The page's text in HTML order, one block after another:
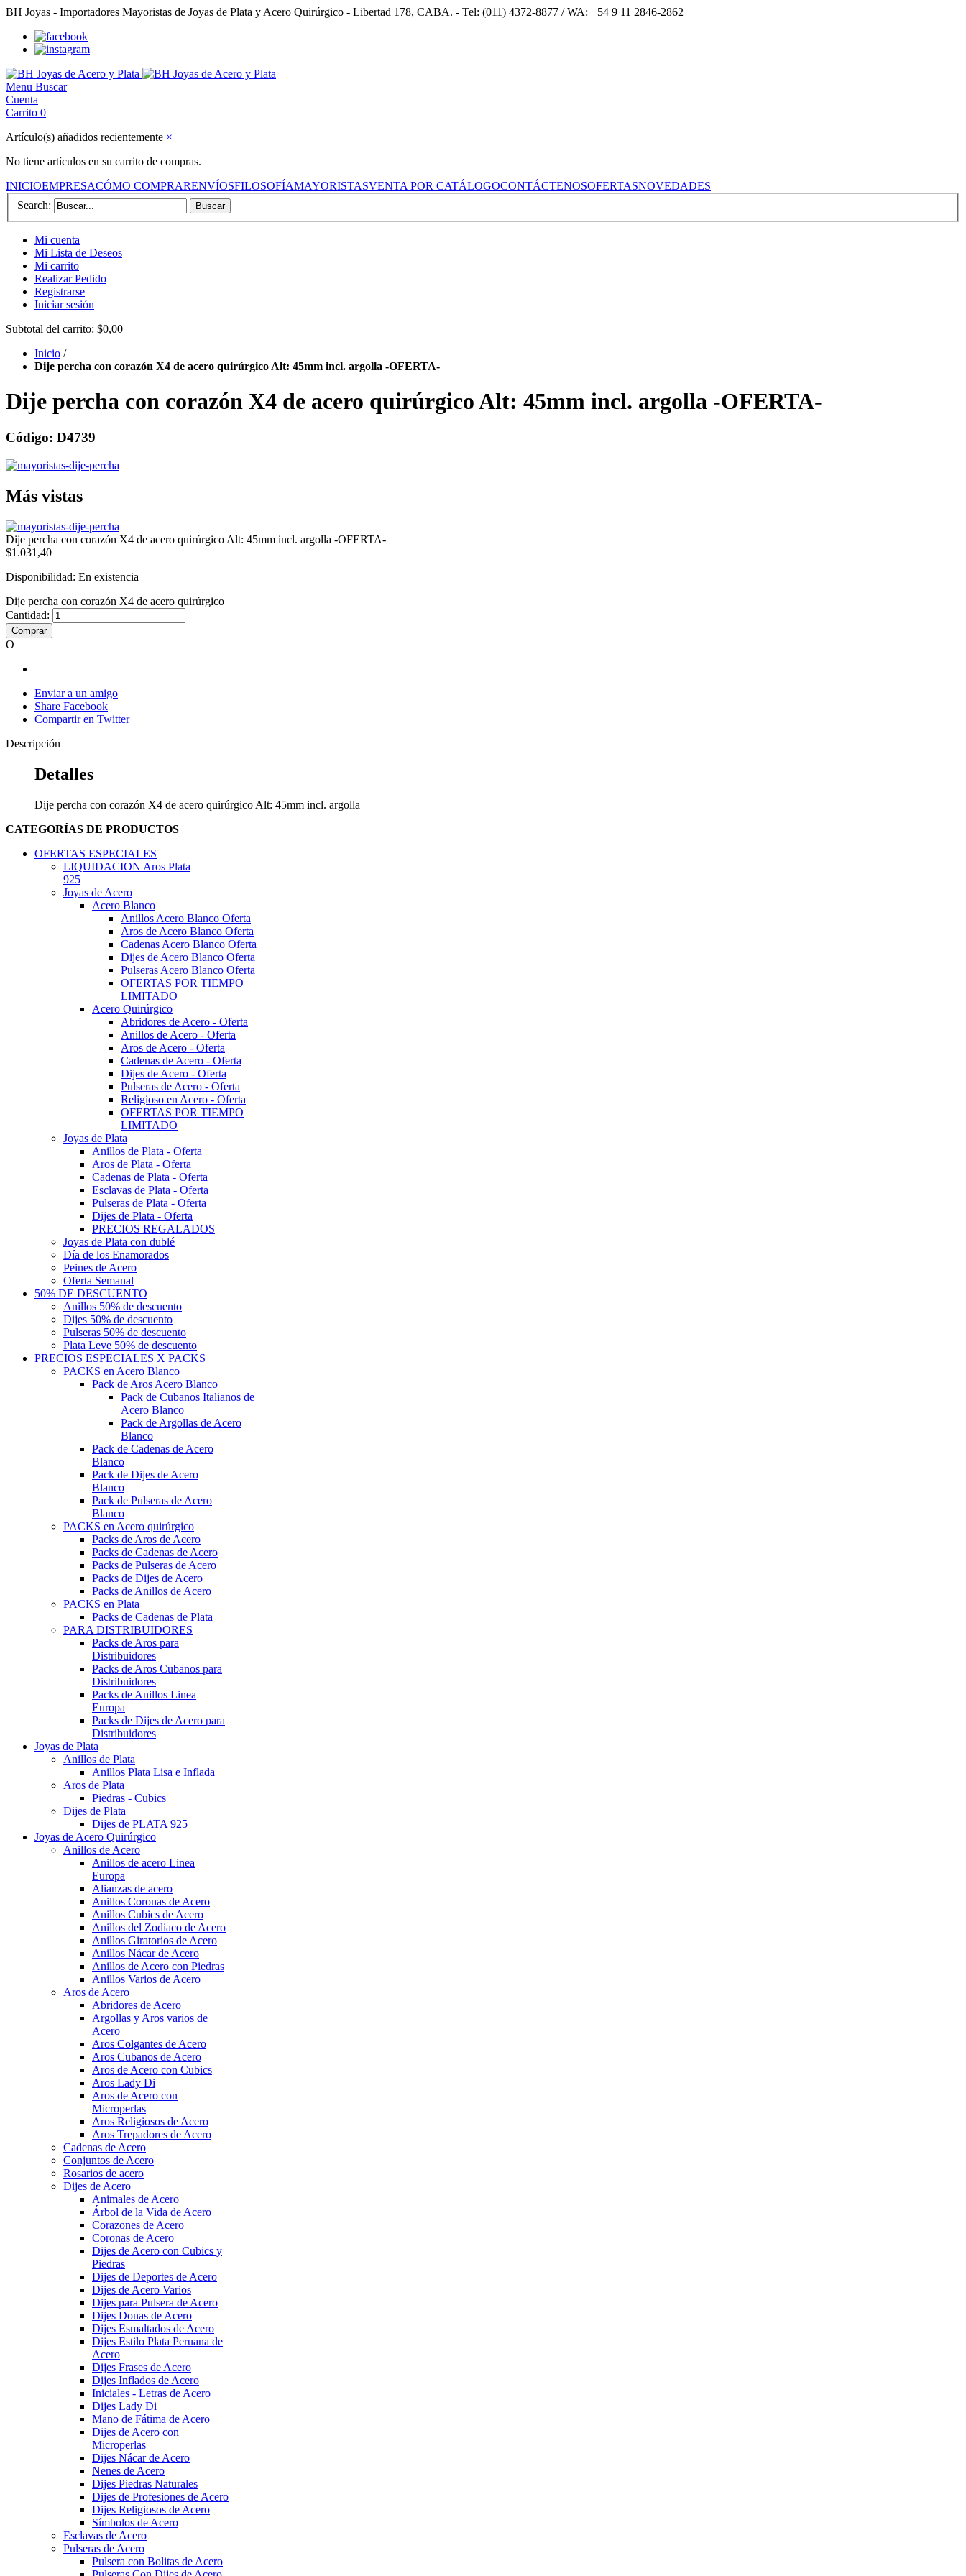
BH Joyas - Importadores Mayoristas de Joyas de Plata y Acero Quirúrgico - Libertad 178, CABA. - Tel: (011) 4372-8877 / WA: +54 9 11 2846-2862
Menu Buscar
Cuenta
Carrito 0
Artículo(s) añadidos recientemente ×
No tiene artículos en su carrito de compras.
INICIOEMPRESACÓMO COMPRARENVÍOSFILOSOFÍAMAYORISTASVENTA POR CATÁLOGOCONTÁCTENOSOFERTASNOVEDADES
Search:
Buscar
Mi cuenta
Mi Lista de Deseos
Mi carrito
Realizar Pedido
Registrarse
Iniciar sesión
Subtotal del carrito: $0,00
Inicio /
Dije percha con corazón X4 de acero quirúrgico Alt: 45mm incl. argolla -OFERTA-
Dije percha con corazón X4 de acero quirúrgico Alt: 45mm incl. argolla -OFERTA-
Código: D4739
Más vistas
Dije percha con corazón X4 de acero quirúrgico Alt: 45mm incl. argolla -OFERTA-
$1.031,40
Disponibilidad: En existencia
Dije percha con corazón X4 de acero quirúrgico
Cantidad:
Comprar
O
Enviar a un amigo
Share Facebook
Compartir en Twitter
Descripción
Detalles
Dije percha con corazón X4 de acero quirúrgico Alt: 45mm incl. argolla
CATEGORÍAS DE PRODUCTOS
OFERTAS ESPECIALES
LIQUIDACION Aros Plata
925
Joyas de Acero
Acero Blanco
Anillos Acero Blanco Oferta
Aros de Acero Blanco Oferta
Cadenas Acero Blanco Oferta
Dijes de Acero Blanco Oferta
Pulseras Acero Blanco Oferta
OFERTAS POR TIEMPO
LIMITADO
Acero Quirúrgico
Abridores de Acero - Oferta
Anillos de Acero - Oferta
Aros de Acero - Oferta
Cadenas de Acero - Oferta
Dijes de Acero - Oferta
Pulseras de Acero - Oferta
Religioso en Acero - Oferta
OFERTAS POR TIEMPO
LIMITADO
Joyas de Plata
Anillos de Plata - Oferta
Aros de Plata - Oferta
Cadenas de Plata - Oferta
Esclavas de Plata - Oferta
Pulseras de Plata - Oferta
Dijes de Plata - Oferta
PRECIOS REGALADOS
Joyas de Plata con dublé
Día de los Enamorados
Peines de Acero
Oferta Semanal
50% DE DESCUENTO
Anillos 50% de descuento
Dijes 50% de descuento
Pulseras 50% de descuento
Plata Leve 50% de descuento
PRECIOS ESPECIALES X PACKS
PACKS en Acero Blanco
Pack de Aros Acero Blanco
Pack de Cubanos Italianos de
Acero Blanco
Pack de Argollas de Acero
Blanco
Pack de Cadenas de Acero
Blanco
Pack de Dijes de Acero
Blanco
Pack de Pulseras de Acero
Blanco
PACKS en Acero quirúrgico
Packs de Aros de Acero
Packs de Cadenas de Acero
Packs de Pulseras de Acero
Packs de Dijes de Acero
Packs de Anillos de Acero
PACKS en Plata
Packs de Cadenas de Plata
PARA DISTRIBUIDORES
Packs de Aros para
Distribuidores
Packs de Aros Cubanos para
Distribuidores
Packs de Anillos Linea
Europa
Packs de Dijes de Acero para
Distribuidores
Joyas de Plata
Anillos de Plata
Anillos Plata Lisa e Inflada
Aros de Plata
Piedras - Cubics
Dijes de Plata
Dijes de PLATA 925
Joyas de Acero Quirúrgico
Anillos de Acero
Anillos de acero Linea
Europa
Alianzas de acero
Anillos Coronas de Acero
Anillos Cubics de Acero
Anillos del Zodiaco de Acero
Anillos Giratorios de Acero
Anillos Nácar de Acero
Anillos de Acero con Piedras
Anillos Varios de Acero
Aros de Acero
Abridores de Acero
Argollas y Aros varios de
Acero
Aros Colgantes de Acero
Aros Cubanos de Acero
Aros de Acero con Cubics
Aros Lady Di
Aros de Acero con
Microperlas
Aros Religiosos de Acero
Aros Trepadores de Acero
Cadenas de Acero
Conjuntos de Acero
Rosarios de acero
Dijes de Acero
Animales de Acero
Árbol de la Vida de Acero
Corazones de Acero
Coronas de Acero
Dijes de Acero con Cubics y
Piedras
Dijes de Deportes de Acero
Dijes de Acero Varios
Dijes para Pulsera de Acero
Dijes Donas de Acero
Dijes Esmaltados de Acero
Dijes Estilo Plata Peruana de
Acero
Dijes Frases de Acero
Dijes Inflados de Acero
Iniciales - Letras de Acero
Dijes Lady Di
Mano de Fátima de Acero
Dijes de Acero con
Microperlas
Dijes Nácar de Acero
Nenes de Acero
Dijes Piedras Naturales
Dijes de Profesiones de Acero
Dijes Religiosos de Acero
Símbolos de Acero
Esclavas de Acero
Pulseras de Acero
Pulsera con Bolitas de Acero